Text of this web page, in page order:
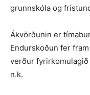
grunnskóla og
Ákvörðunin er
Endurskoðun fer
verður fyrirkomulagið
n.k.